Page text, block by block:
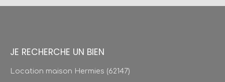
JE RECHERCHE UN BIEN
Location maison Hermies (62147)